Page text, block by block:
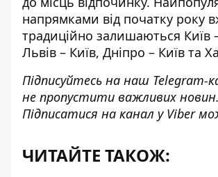
напрямками від початку року
традиційно залишаються Київ
Львів – Київ, Дніпро – Київ та
Підписуйтесь на наш Telegram-
не пропустити важливих новин.
Підписатися на канал у Viber
ЧИТАЙТЕ ТАКОЖ: